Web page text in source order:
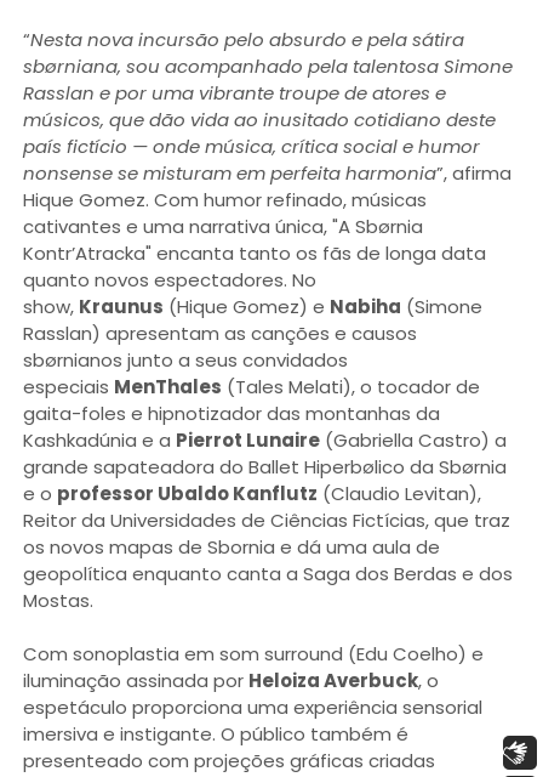
“Nesta nova incursão pelo absurdo e pela sátira
sbørniana, sou acompanhado pela talentosa Simone
Rasslan e por uma vibrante troupe de atores e
músicos, que dão vida ao inusitado cotidiano deste
país fictício — onde música, crítica social e humor
nonsense se misturam em perfeita harmonia”, afirma
Hique Gomez. Com humor refinado, músicas
cativantes e uma narrativa única, "A Sbørnia
Kontr’Atracka" encanta tanto os fãs de longa data
quanto novos espectadores. No
show, Kraunus (Hique Gomez) e Nabiha (Simone
Rasslan) apresentam as canções e causos
sbørnianos junto a seus convidados
especiais MenThales (Tales Melati), o tocador de
gaita-foles e hipnotizador das montanhas da
Kashkadúnia e a Pierrot Lunaire(Gabriella Castro) a
grande sapateadora do Ballet Hiperbølico da Sbørnia
e o professor Ubaldo Kanflutz (Claudio Levitan),
Reitor da Universidades de Ciências Fictícias, que traz
os novos mapas de Sbornia e dá uma aula de
geopolítica enquanto canta a Saga dos Berdas e dos
Mostas.
Com sonoplastia em som surround (Edu Coelho) e
iluminação assinada por Heloiza Averbuck, o
espetáculo proporciona uma experiência sensorial
imersiva e instigante. O público também é
presenteado com projeções gráficas criadas
Libras